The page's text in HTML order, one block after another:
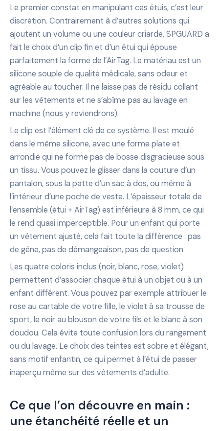
Le premier constat en manipulant ces étuis, c’est leur
discrétion. Contrairement à d’autres solutions qui
ajoutent un volume ou une couleur criarde, SPGUARD a
fait le choix d’un clip fin et d’un étui qui épouse
parfaitement la forme de l’AirTag. Le matériau est un
silicone souple de qualité médicale, sans odeur et
agréable au toucher. Il ne laisse pas de résidu collant
sur les vêtements et ne s’abîme pas au lavage en
machine (nous y reviendrons).
Le clip est l’élément clé de ce système. Il est moulé
dans le même silicone, avec une forme plate et
arrondie qui ne forme pas de bosse disgracieuse sous
un tissu. Vous pouvez le glisser dans la couture d’un
pantalon, sous la patte d’un sac à dos, ou même à
l’intérieur d’une poche de veste. L’épaisseur totale de
l’ensemble (étui + AirTag) est inférieure à 8 mm, ce qui
le rend quasi imperceptible. Pour un enfant qui porte
un vêtement ajusté, cela fait toute la différence : pas
de gêne, pas de démangeaison, pas de question.
Les quatre coloris inclus (noir, blanc, rose, violet)
permettent d’associer chaque étui à un objet ou à un
enfant différent. Vous pouvez par exemple attribuer le
rose au cartable de votre fille, le violet à sa trousse de
sport, le noir au blouson de votre fils et le blanc à son
doudou. Cela évite toute confusion lors du rangement
ou du lavage. Le choix des teintes est sobre et élégant,
sans motif enfantin, ce qui permet à l’étui de passer
inaperçu même sur des vêtements d’adulte.
Ce que l’on découvre en main :
une étanchéité réelle et un